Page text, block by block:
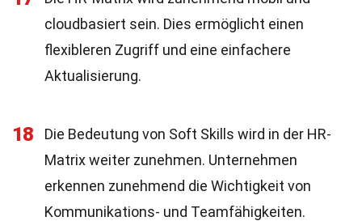
cloudbasiert sein. Dies ermöglicht einen
flexibleren Zugriff und eine einfachere
Aktualisierung.
18
Die Bedeutung von Soft Skills wird in der HR-
Matrix weiter zunehmen. Unternehmen
erkennen zunehmend die Wichtigkeit von
Kommunikations- und Teamfähigkeiten.